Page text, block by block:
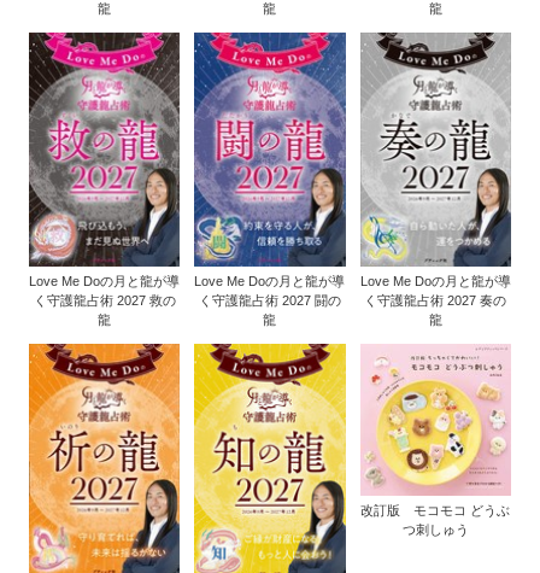
龍
龍
龍
Love Me Doの月と龍が導
く守護龍占術 2027 救の
龍
Love Me Doの月と龍が導
く守護龍占術 2027 闘の
龍
Love Me Doの月と龍が導
く守護龍占術 2027 奏の
龍
改訂版 モコモコ どうぶ
つ刺しゅう